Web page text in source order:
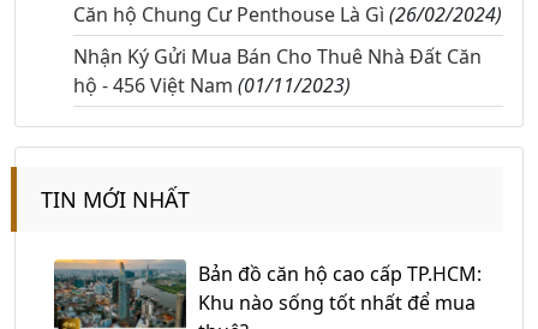
Căn hộ Chung Cư Penthouse Là Gì (26/02/2024)
Nhận Ký Gửi Mua Bán Cho Thuê Nhà Đất Căn
hộ - 456 Việt Nam (01/11/2023)
TIN MỚI NHẤT
Bản đồ căn hộ cao cấp TP.HCM:
Khu nào sống tốt nhất để mua